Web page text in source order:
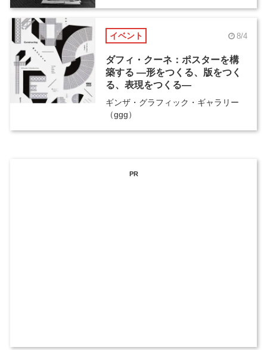
イベント 8/4
ダフィ・クーネ：ポスターを構
築する ―形をつくる、版をつく
る、表現をつくる―
ギンザ・グラフィック・ギャラリー
（ggg）
PR